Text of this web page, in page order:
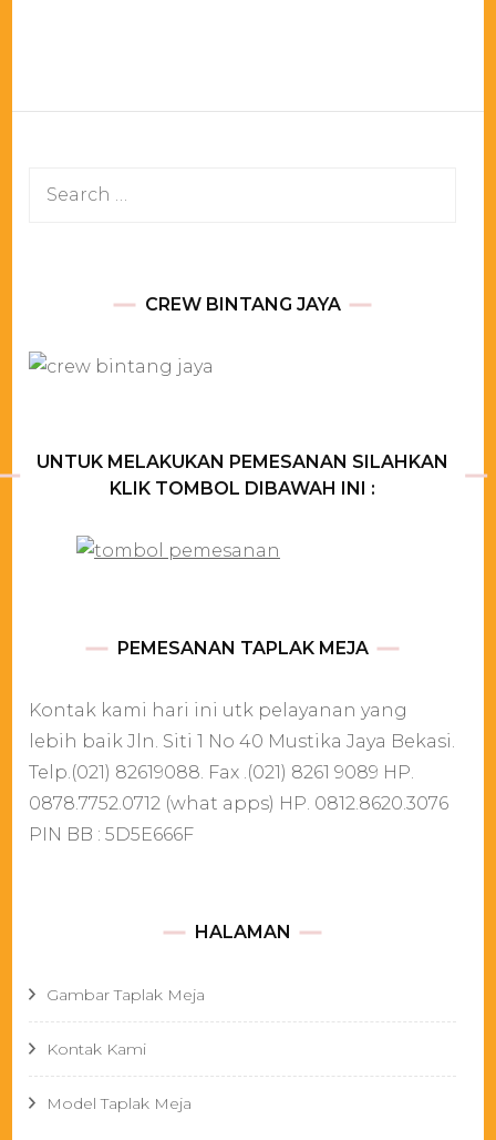
Search
CREW BINTANG JAYA
UNTUK MELAKUKAN PEMESANAN SILAHKAN
KLIK TOMBOL DIBAWAH INI :
PEMESANAN TAPLAK MEJA
Kontak kami hari ini utk pelayanan yang
lebih baik Jln. Siti 1 No 40 Mustika Jaya Bekasi.
Telp.(021) 82619088. Fax .(021) 8261 9089 HP.
0878.7752.0712 (what apps) HP. 0812.8620.3076
PIN BB : 5D5E666F
HALAMAN
Gambar Taplak Meja
Kontak Kami
Model Taplak Meja